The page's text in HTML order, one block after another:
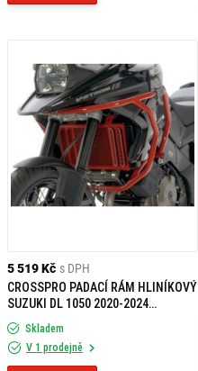
5 519 Kč s DPH
CROSSPRO PADACÍ RÁM HLINÍKOVÝ
SUZUKI DL 1050 2020-2024
ORANŽOVÝ
Skladem
V 1 prodejně